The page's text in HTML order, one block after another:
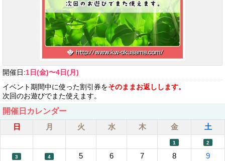
開催日:1日(金)〜4日(月)
イベント期間中に使った割引券をそのままお返しします。
次回のお遊びでまた使えます。
開催日カレンダー
日 月 火 水 木 金 土
1 2
3 4 5 6 7 8
9